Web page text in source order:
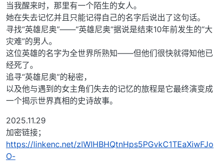
当我醒来时，那里有一个陌生的女人。
她在失去记忆并且只能记得自己的名字后说出了这句话。
寻找“英雄尼奥”——“英雄尼奥”据说是结束10年前发生的“大
灾难”的男人。
这位英雄的名字为全世界所熟知——但他们很快就得知他已
经死了。
追寻“英雄尼奥”的秘密，
以及他与遇到的女主角们失去的记忆的旅程是它最终演变成
一个揭示世界真相的史诗故事。
2025.11.29
加密链接；
https://linkenc.net/zlWIHBHQtnHps5PGvkC1TEaXiwFJo
O-